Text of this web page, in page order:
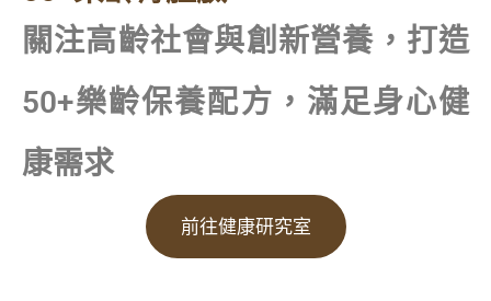
關注高齡社會與創新營養，打造
50+樂齡保養配方，滿足身心健
康需求
前往健康研究室